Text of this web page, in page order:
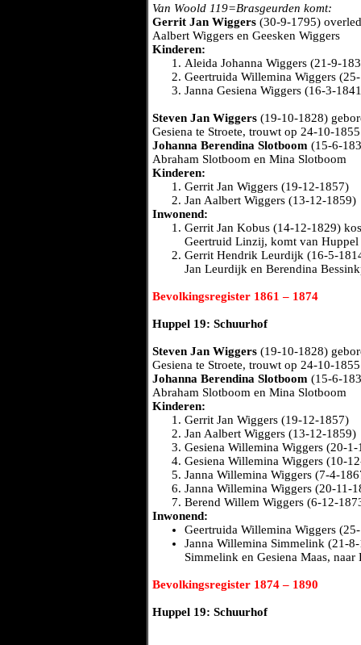
Van Woold 119=Brasgeurden komt:
Gerrit Jan Wiggers (30-9-1795)
Aalbert Wiggers en Geesken Wiggers
Kinderen:
Aleida Johanna Wiggers (21-9-
Geertruida Willemina Wiggers
Janna Gesiena Wiggers (16-3-
Steven Jan Wiggers (19-10-1828)
Gesiena te Stroete, trouwt op 24-10-
Johanna Berendina Slotboom (15-6-
Abraham Slotboom en Mina Slotboom
Kinderen:
Gerrit Jan Wiggers (19-12-1857)
Jan Aalbert Wiggers (13-12-1859)
Inwonend:
Gerrit Jan Kobus (14-12-1829)
Geertruid Linzij, komt van
Gerrit Hendrik Leurdijk (16-5-
Jan Leurdijk en Berendina
Bevolkingsregister 1861 – 1874
Huppel 19: Schuurhof
Steven Jan Wiggers (19-10-1828)
Gesiena te Stroete, trouwt op 24-10-
Johanna Berendina Slotboom (15-6-
Abraham Slotboom en Mina Slotboom
Kinderen:
Gerrit Jan Wiggers (19-12-1857)
Jan Aalbert Wiggers (13-12-1859)
Gesiena Willemina Wiggers (20-
Gesiena Willemina Wiggers (10-
Janna Willemina Wiggers (7-4-
Janna Willemina Wiggers (20-11-
Berend Willem Wiggers (6-12-
Inwonend:
Geertruida Willemina Wiggers
Janna Willemina Simmelink (21-
Simmelink en Gesiena Maas, naar
Bevolkingsregister 1874 – 1890
Huppel 19: Schuurhof